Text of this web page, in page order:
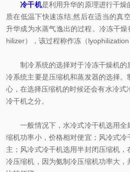
冷干机是利用升华的原理进行干
质在低温下快速冻结,然后在适当的真
升华成为水蒸气逸出的过程。冷冻干
hilizer），该过程称作冻（lyophilization
制冷系统的选择对于冷冻干燥机的
冷系统主要是压缩机和蒸发器的选择
心，在选择压缩机的时候还会有水冷式
冷干机之分。
一般情况下，水冷式冷干机选用全
缩机功率小，价格相对便宜；风冷式
主；风冷式冷干机选用半封闭压缩机，
冷压缩机，因为氨制冷压缩机功率大，